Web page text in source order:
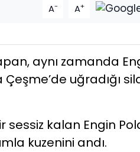
A- A+
aynı zamanda
uğradığı
sessiz kalan Engin
kuzenini andı.